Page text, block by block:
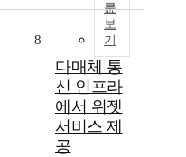
문
보
기
8
다매체 통
신 인프라
에서 위젯
서비스 제
공